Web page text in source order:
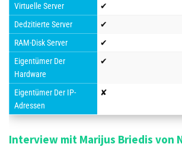
Virtuelle Server
✔
Dedzitierte Server
✔
RAM-Disk Server
✔
Eigentümer Der
Hardware
✔
Eigentümer Der IP-
Adressen
✘
Interview mit Marijus Briedis von